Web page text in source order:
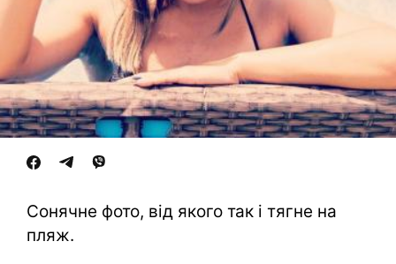
Сонячне фото, від якого так і тягне на
пляж.